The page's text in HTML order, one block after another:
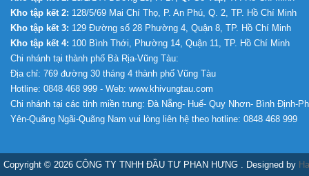
Kho tập kết 2: 128/5/69 Mai Chí Thọ, P. An Phú, Q. 2, TP. Hồ Chí Minh
Kho tập kết 3: 129 Đường số 28 Phường 4, Quận 8, TP. Hồ Chí Minh
Kho tập kết 4: 100 Bình Thới, Phường 14, Quận 11, TP. Hồ Chí Minh
Chi nhánh tại thành phố Bà Rịa-Vũng Tàu:
Địa chỉ: 769 đường 30 tháng 4 thành phố Vũng Tàu
Hotline: 0848 468 999 - Web: www.khivungtau.com
Chi nhánh tại các tỉnh miền trung: Đà Nẵng- Huế- Quy Nhơn- Bình Định-
Yên-Quãng Ngãi-Quãng Nam vui lòng liên hệ theo hotline: 0848 468 999
Copyright © 2026 CÔNG TY TNHH ĐẦU TƯ PHAN HƯNG . Designed by